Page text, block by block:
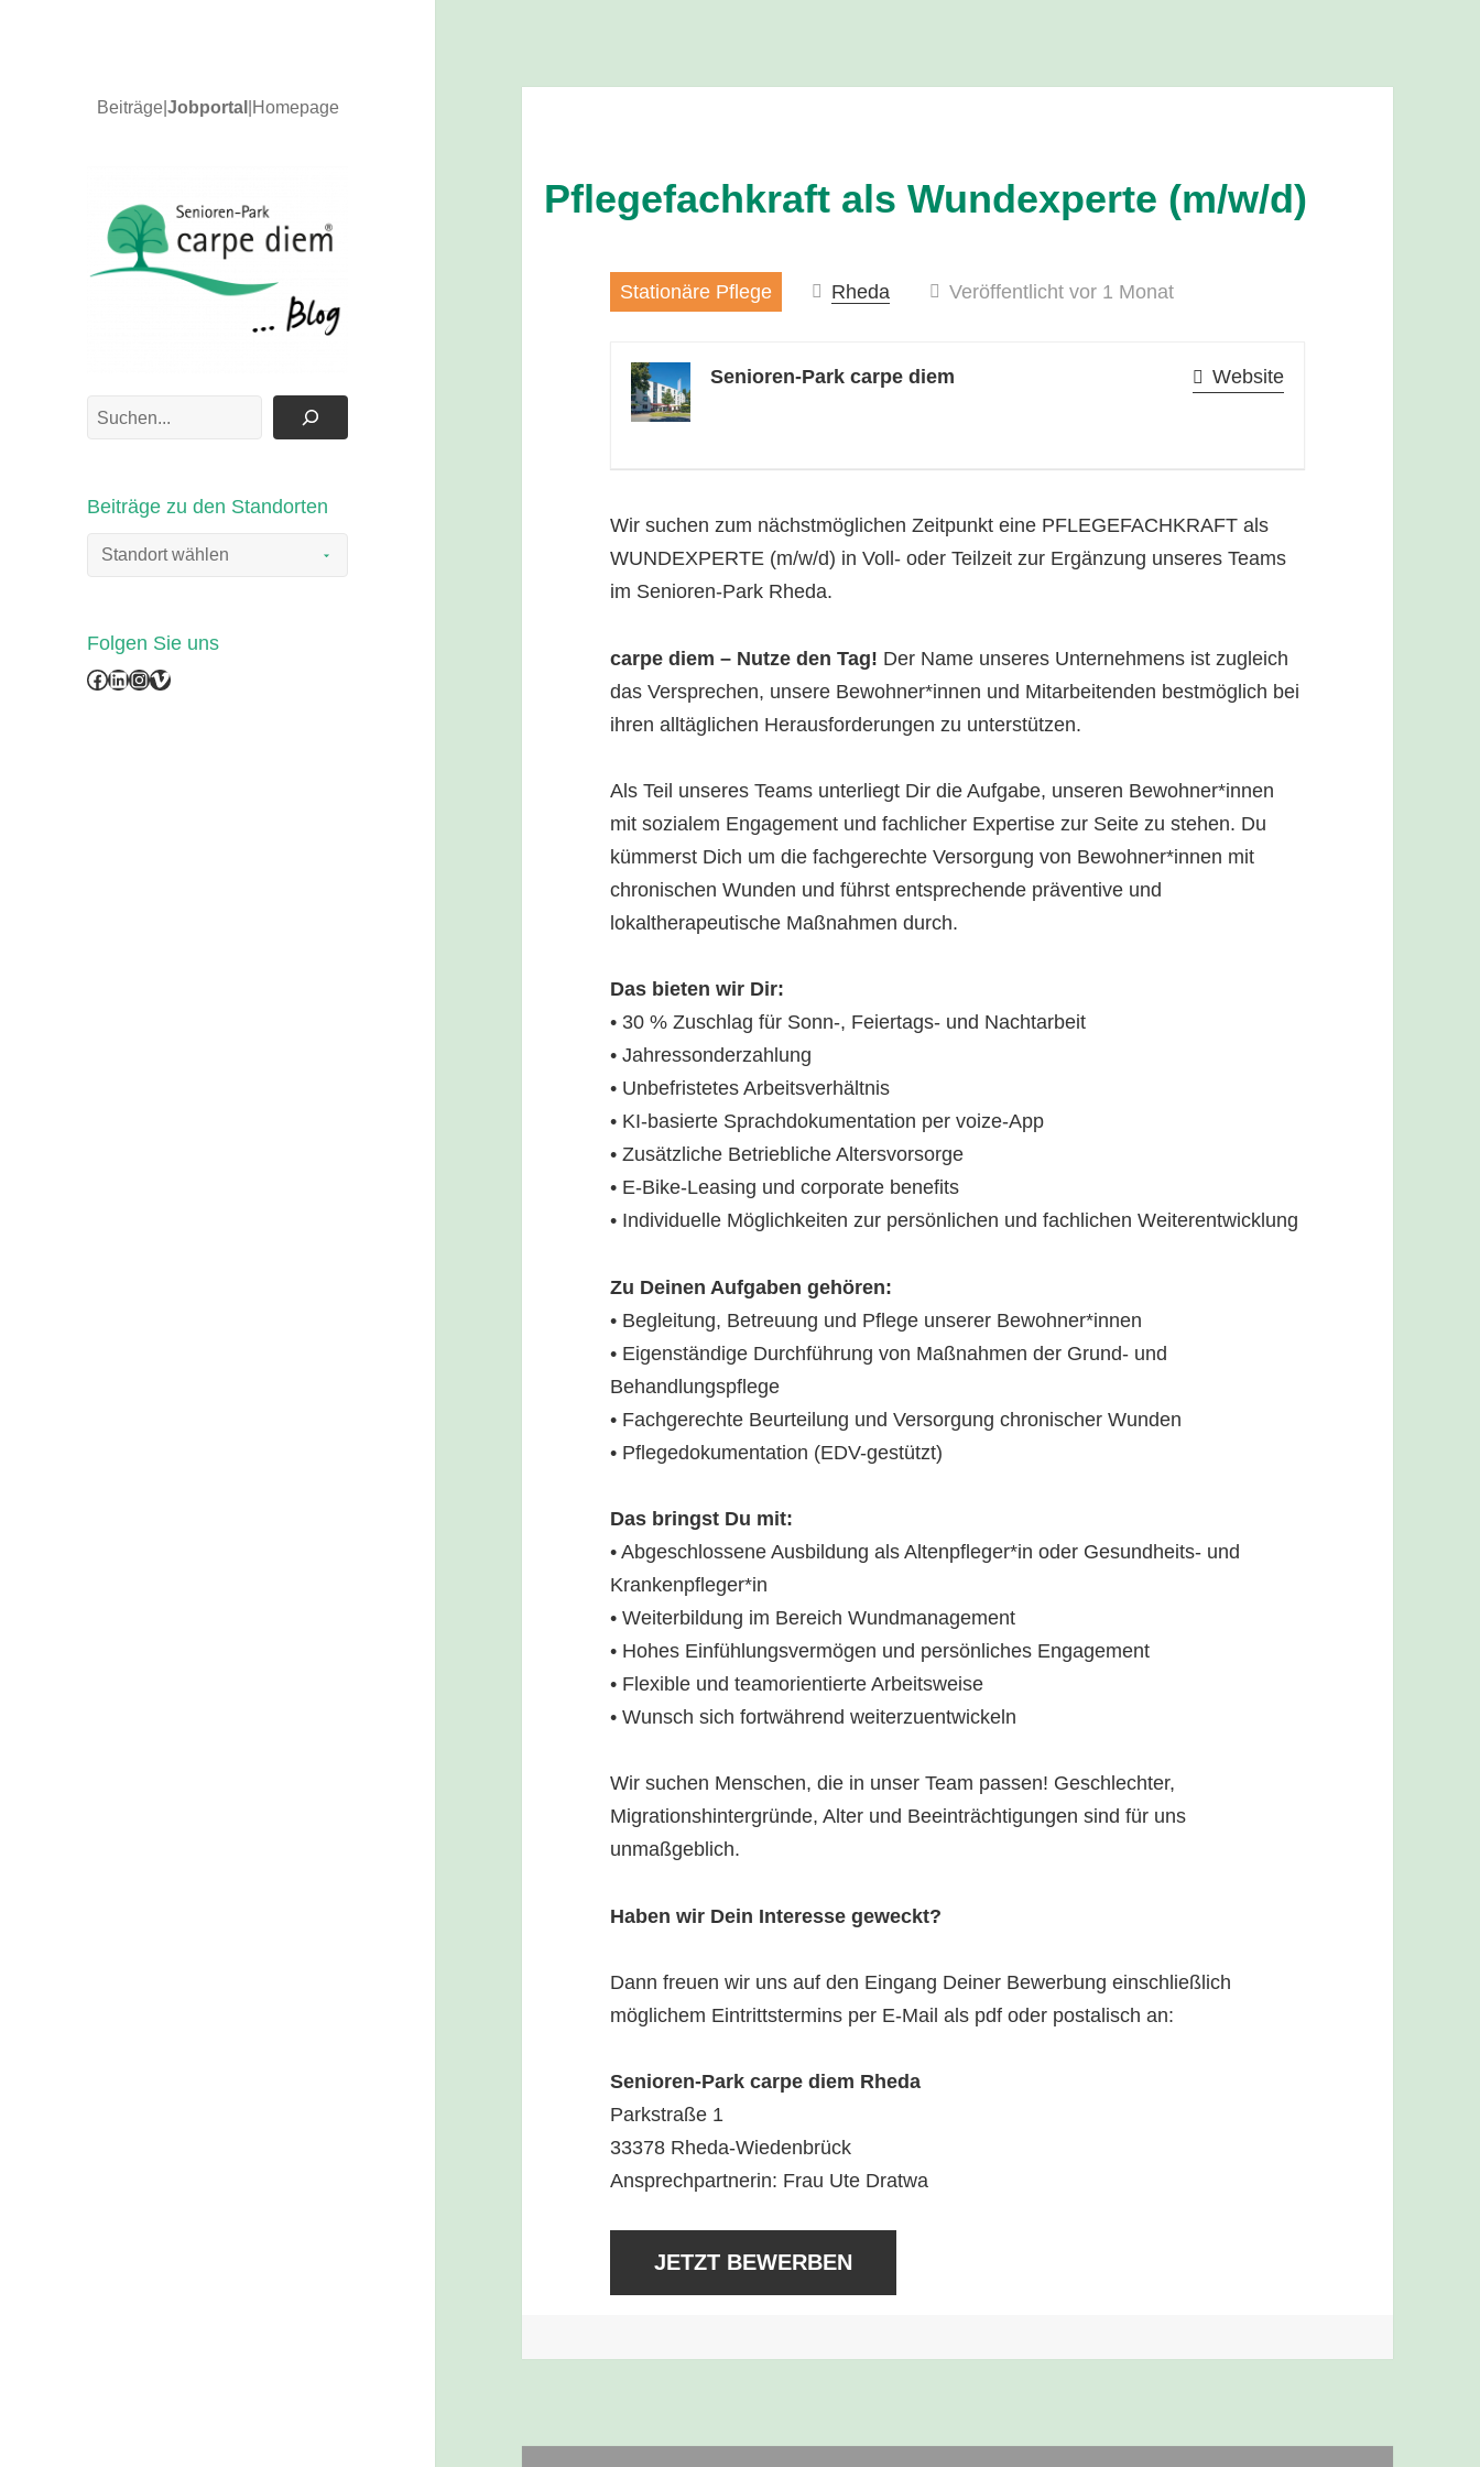
Beiträge| Jobportal Homepage
carpe diem Blog
News und Updates
Suchen
Beiträge zu den Standorten
Folgen Sie uns
Facebook
LinkedIn
Instagram
Vimeo
Pflegefachkraft als Wundexperte (m/w/d)
Stationäre Pflege Rheda Veröffentlicht vor 1 Monat
Website
Senioren-Park carpe diem
Wir suchen zum nächstmöglichen Zeitpunkt eine PFLEGEFACHKRAFT als
WUNDEXPERTE (m/w/d) in Voll- oder Teilzeit zur Ergänzung unseres Teams
im Senioren-Park Rheda.
carpe diem – Nutze den Tag! Der Name unseres Unternehmens ist zugleich
das Versprechen, unsere Bewohner*innen und Mitarbeitenden bestmöglich bei
ihren alltäglichen Herausforderungen zu unterstützen.
Als Teil unseres Teams unterliegt Dir die Aufgabe, unseren Bewohner*innen
mit sozialem Engagement und fachlicher Expertise zur Seite zu stehen. Du
kümmerst Dich um die fachgerechte Versorgung von Bewohner*innen mit
chronischen Wunden und führst entsprechende präventive und
lokaltherapeutische Maßnahmen durch.
Das bieten wir Dir:
• 30 % Zuschlag für Sonn-, Feiertags- und Nachtarbeit
• Jahressonderzahlung
• Unbefristetes Arbeitsverhältnis
• KI-basierte Sprachdokumentation per voize-App
• Zusätzliche Betriebliche Altersvorsorge
• E-Bike-Leasing und corporate benefits
• Individuelle Möglichkeiten zur persönlichen und fachlichen Weiterentwicklung
Zu Deinen Aufgaben gehören:
• Begleitung, Betreuung und Pflege unserer Bewohner*innen
• Eigenständige Durchführung von Maßnahmen der Grund- und
Behandlungspflege
• Fachgerechte Beurteilung und Versorgung chronischer Wunden
• Pflegedokumentation (EDV-gestützt)
Das bringst Du mit:
• Abgeschlossene Ausbildung als Altenpfleger*in oder Gesundheits- und
Krankenpfleger*in
• Weiterbildung im Bereich Wundmanagement
• Hohes Einfühlungsvermögen und persönliches Engagement
• Flexible und teamorientierte Arbeitsweise
• Wunsch sich fortwährend weiterzuentwickeln
Wir suchen Menschen, die in unser Team passen! Geschlechter,
Migrationshintergründe, Alter und Beeinträchtigungen sind für uns
unmaßgeblich.
Haben wir Dein Interesse geweckt?
Dann freuen wir uns auf den Eingang Deiner Bewerbung einschließlich
möglichem Eintrittstermins per E-Mail als pdf oder postalisch an:
Senioren-Park carpe diem Rheda
Parkstraße 1
33378 Rheda-Wiedenbrück
Ansprechpartnerin: Frau Ute Dratwa